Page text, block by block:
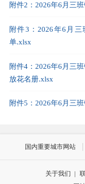
附件2：2026年6月三
附件3：2026年6月
单.xlsx
附件4：2026年6月三
放花名册.xlsx
附件5：2026年6月三
国内重要城市网站
关于我们 |